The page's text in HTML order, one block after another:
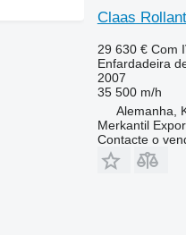
Claas
29 630 € Com
Enfardadeira
2007
35 500 m/h
Alemanha,
Merkantil
Contacte o